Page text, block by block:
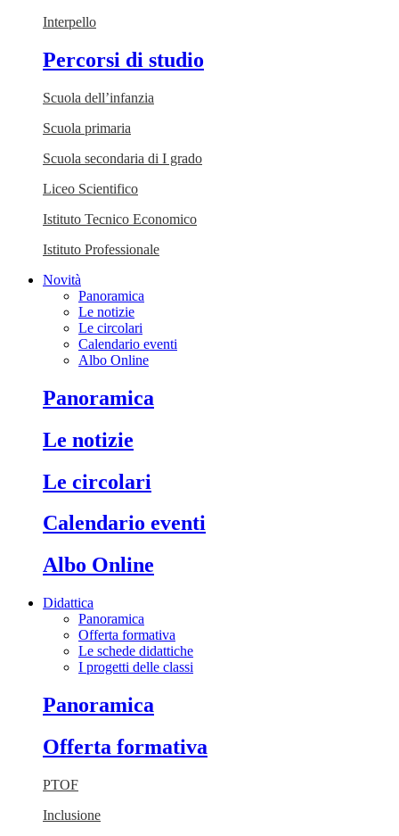
Interpello
Percorsi di studio
Scuola dell’infanzia
Scuola primaria
Scuola secondaria di I grado
Liceo Scientifico
Istituto Tecnico Economico
Istituto Professionale
Novità
Panoramica
Le notizie
Le circolari
Calendario eventi
Albo Online
Panoramica
Le notizie
Le circolari
Calendario eventi
Albo Online
Didattica
Panoramica
Offerta formativa
Le schede didattiche
I progetti delle classi
Panoramica
Offerta formativa
PTOF
Inclusione